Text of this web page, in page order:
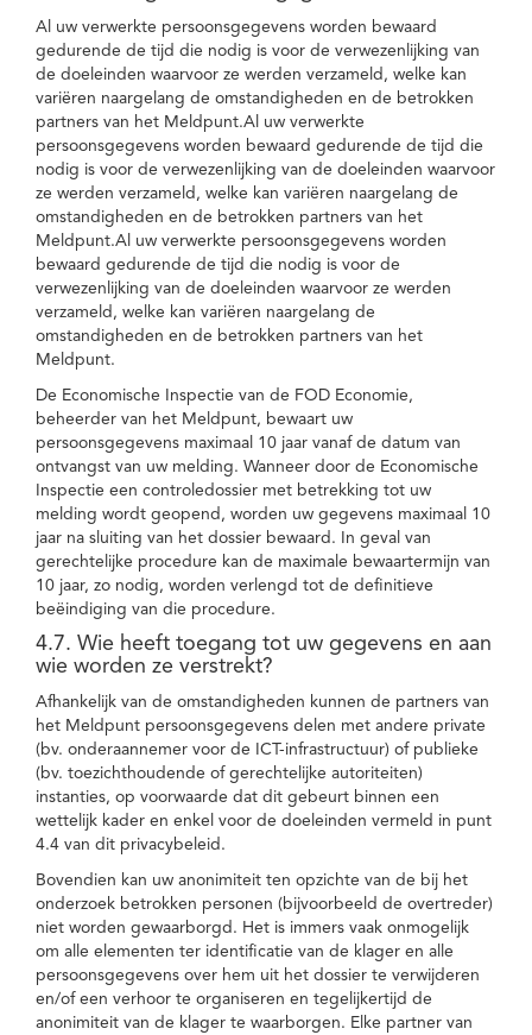
Al uw verwerkte persoonsgegevens worden bewaard
gedurende de tijd die nodig is voor de verwezenlijking van
de doeleinden waarvoor ze werden verzameld, welke kan
variëren naargelang de omstandigheden en de betrokken
partners van het Meldpunt.Al uw verwerkte
persoonsgegevens worden bewaard gedurende de tijd die
nodig is voor de verwezenlijking van de doeleinden waarvoor
ze werden verzameld, welke kan variëren naargelang de
omstandigheden en de betrokken partners van het
Meldpunt.Al uw verwerkte persoonsgegevens worden
bewaard gedurende de tijd die nodig is voor de
verwezenlijking van de doeleinden waarvoor ze werden
verzameld, welke kan variëren naargelang de
omstandigheden en de betrokken partners van het
Meldpunt.
De Economische Inspectie van de FOD Economie,
beheerder van het Meldpunt, bewaart uw
persoonsgegevens maximaal 10 jaar vanaf de datum van
ontvangst van uw melding. Wanneer door de Economische
Inspectie een controledossier met betrekking tot uw
melding wordt geopend, worden uw gegevens maximaal 10
jaar na sluiting van het dossier bewaard. In geval van
gerechtelijke procedure kan de maximale bewaartermijn van
10 jaar, zo nodig, worden verlengd tot de definitieve
beëindiging van die procedure.
4.7. Wie heeft toegang tot uw gegevens en aan
wie worden ze verstrekt?
Afhankelijk van de omstandigheden kunnen de partners van
het Meldpunt persoonsgegevens delen met andere private
(bv. onderaannemer voor de ICT-infrastructuur) of publieke
(bv. toezichthoudende of gerechtelijke autoriteiten)
instanties, op voorwaarde dat dit gebeurt binnen een
wettelijk kader en enkel voor de doeleinden vermeld in punt
4.4 van dit privacybeleid.
Bovendien kan uw anonimiteit ten opzichte van de bij het
onderzoek betrokken personen (bijvoorbeeld de overtreder)
niet worden gewaarborgd. Het is immers vaak onmogelijk
om alle elementen ter identificatie van de klager en alle
persoonsgegevens over hem uit het dossier te verwijderen
en/of een verhoor te organiseren en tegelijkertijd de
anonimiteit van de klager te waarborgen. Elke partner van